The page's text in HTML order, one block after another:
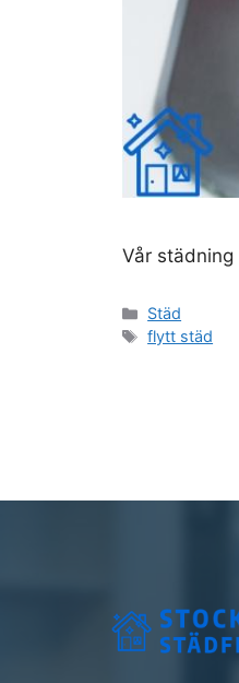
Vår
Kategorier
Städ
Etiketter
flytt städ